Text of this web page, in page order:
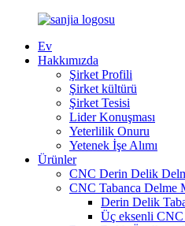
Ev
Hakkımızda
Şirket Profili
Şirket kültürü
Şirket Tesisi
Lider Konuşması
Yeterlilik Onuru
Yetenek İşe Alımı
Ürünler
CNC Derin Delik
CNC Tabanca Delme
Derin Delik
Üç eksenli